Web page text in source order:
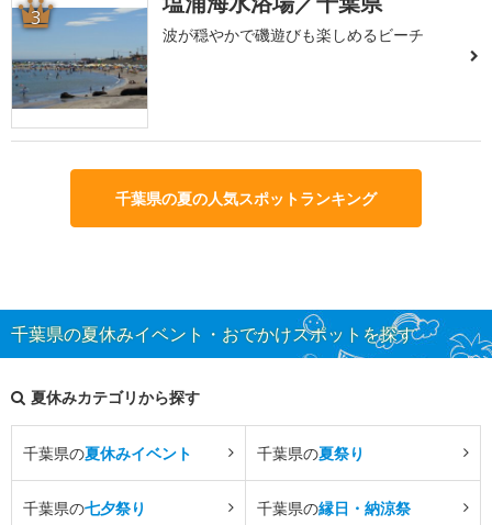
3
波が穏やかで磯遊びも楽しめるビーチ
千葉県の夏の人気スポットランキング
千葉県の夏休みイベント・おでかけスポットを探す
夏休みカテゴリから探す
千葉県の夏休みイベント 千葉県の夏祭り
千葉県の七夕祭り 千葉県の縁日・納涼祭